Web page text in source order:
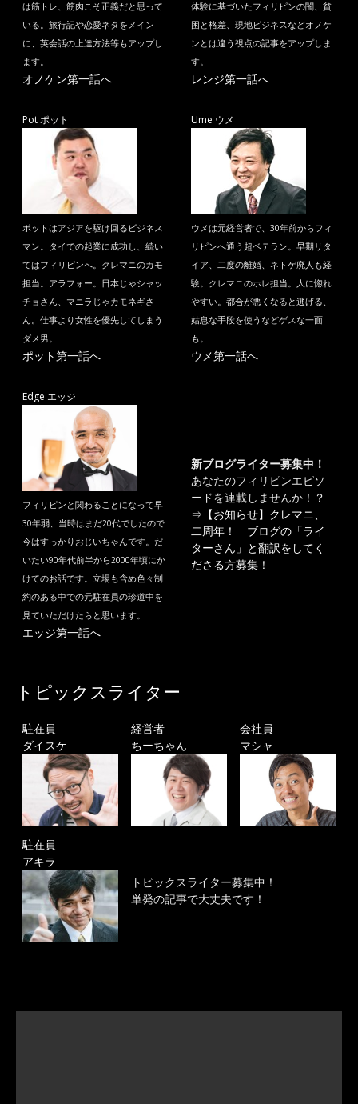
は筋トレ、筋肉こそ正義だと思って
いる。旅行記や恋愛ネタをメイン
に、英会話の上達方法等もアップし
ます。
オノケン第一話へ
体験に基づいたフィリピンの闇、貧
困と格差、現地ビジネスなどオノケ
ンとは違う視点の記事をアップしま
す。
レンジ第一話へ
Pot ポット
ポットはアジアを駆け回るビジネス
マン。タイでの起業に成功し、続い
てはフィリピンへ。クレマニのカモ
担当。アラフォー。日本じゃシャッ
チョさん、マニラじゃカモネギさ
ん。仕事より女性を優先してしまう
ダメ男。
ポット第一話へ
Ume ウメ
ウメは元経営者で、30年前からフィ
リピンへ通う超ベテラン。早期リタ
イア、二度の離婚、ネトゲ廃人も経
験。クレマニのホレ担当。人に惚れ
やすい。都合が悪くなると逃げる、
姑息な手段を使うなどゲスな一面
も。
ウメ第一話へ
Edge エッジ
フィリピンと関わることになって早
30年弱、当時はまだ20代でしたので
今はすっかりおじいちゃんです。だ
いたい90年代前半から2000年頃にか
けてのお話です。立場も含め色々制
約のある中での元駐在員の珍道中を
見ていただけたらと思います。
エッジ第一話へ
新ブログライター募集中！
あなたのフィリピンエピソ
ードを連載しませんか！？
⇒ 【お知らせ】クレマニ、
二周年！ ブログの「ライ
ターさん」と翻訳をしてく
ださる方募集！
トピックスライター
駐在員
ダイスケ
経営者
ちーちゃん
会社員
マシャ
駐在員
アキラ
トピックスライター募集中！
単発の記事で大丈夫です！